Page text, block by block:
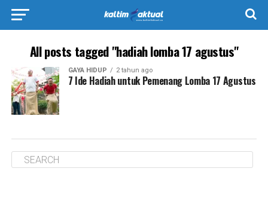
All posts tagged "hadiah lomba 17 agustus"
GAYA HIDUP 2 tahun ago
7 Ide Hadiah untuk Pemenang Lomba 17 Agustus